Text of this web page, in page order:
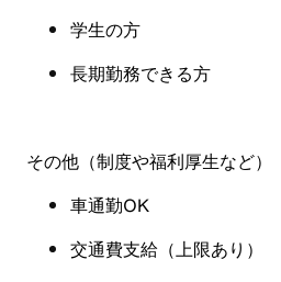
学生の方
長期勤務できる方
その他（制度や福利厚生など）
車通勤OK
交通費支給（上限あり）